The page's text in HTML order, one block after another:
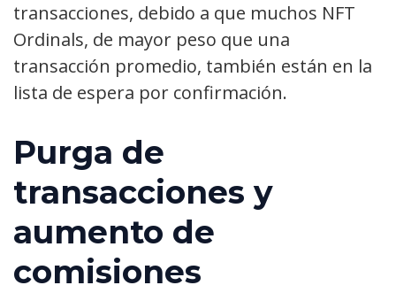
transacciones, debido a que muchos NFT
Ordinals, de mayor peso que una
transacción promedio, también están en la
lista de espera por confirmación.
Purga de
transacciones y
aumento de
comisiones